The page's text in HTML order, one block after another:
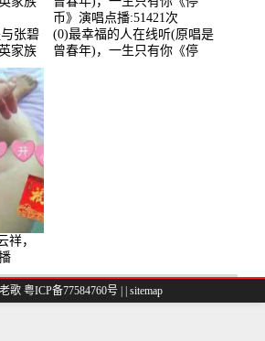
张碧
家族
(0)最幸福的人在线听(原唱是
曾春年)，一生只有你《停
祥，
歌 粤ICP备77584760号 | | sitemap